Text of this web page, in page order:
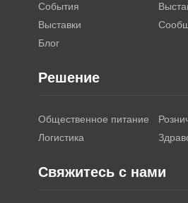
События
Выставки
Блог
Решение
Общественное питание
Логистика
Свяжитесь с нами